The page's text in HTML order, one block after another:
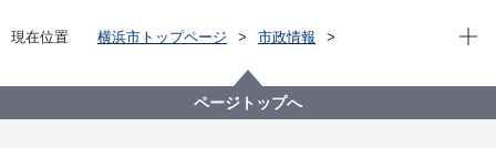
現在位置 横浜市トップページ
市政情報
【記者発表】環境・ITなど８社の初進出等を支援
現在
ページトップへ